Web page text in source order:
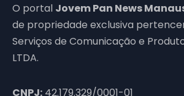
O portal Jovem Pan News
de propriedade exclusiva
Serviços de Comunicação e
LTDA.
CNPJ: 42.179.329/0001-01